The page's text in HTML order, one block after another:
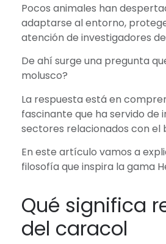
Pocos animales han
adaptarse al entorno,
atención de investigadores
De ahí surge una pregunta
molusco?
La respuesta está en
fascinante que ha servido
sectores relacionados con el
En este artículo vamos a
filosofía que inspira la gama
Qué significa
del caracol